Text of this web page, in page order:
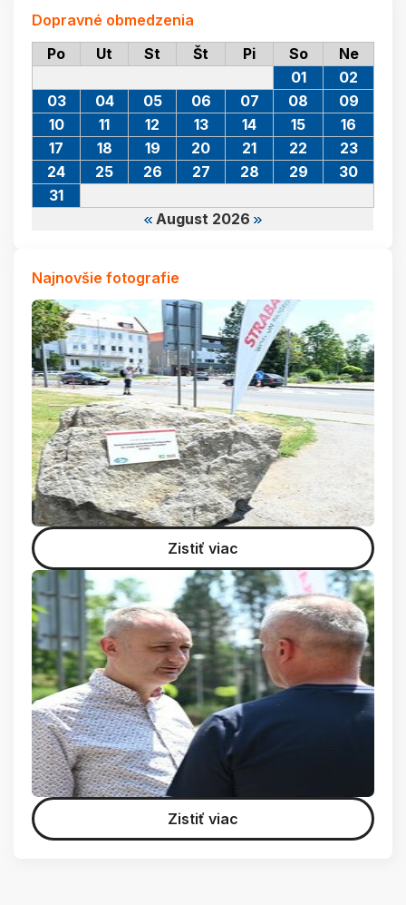
Dopravné obmedzenia
Po
Ut St Št Pi So Ne
August 2026
01
02
03
04 05 06 07 08
09
10
11 12 13 14 15
16
17
18 19 20 21 22
23
24
25 26 27 28 29
30
31
Najnovšie fotografie
Zistiť viac
Zistiť viac